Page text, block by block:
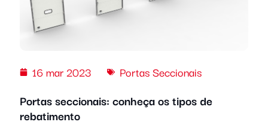
16 mar 2023 Portas Seccionais
Portas seccionais: conheça os tipos de
rebatimento